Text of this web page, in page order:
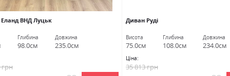
ВНД Луцьк
Глибина
98.0см
Довжина
235.0см
грн
Диван Руді
Висота
75.0см
Глибина
108.0см
Довжина
234.0см
Ціна:
35 813 грн